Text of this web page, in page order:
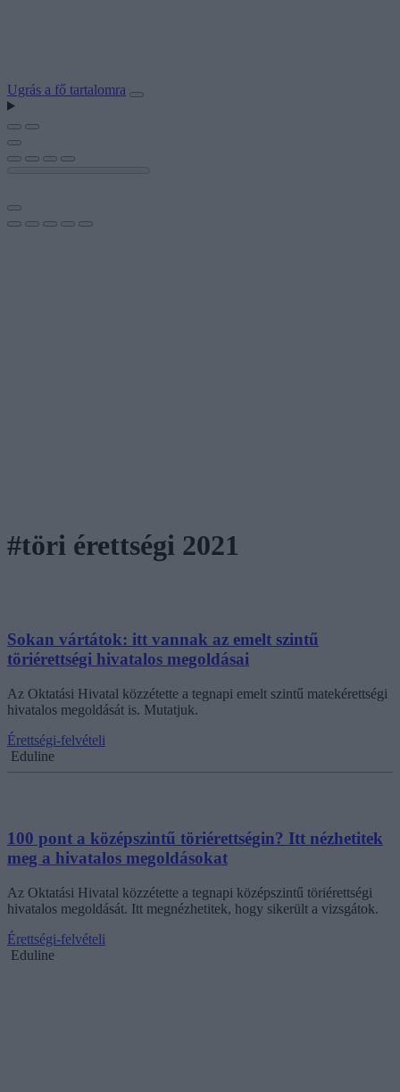
Ugrás a fő tartalomra
#töri érettségi 2021
Sokan vártátok: itt vannak az emelt szintű
töriérettségi hivatalos megoldásai
Az Oktatási Hivatal közzétette a tegnapi emelt szintű matekérettségi
hivatalos megoldását is. Mutatjuk.
Érettségi-felvételi
Eduline
100 pont a középszintű töriérettségin? Itt nézhetitek
meg a hivatalos megoldásokat
Az Oktatási Hivatal közzétette a tegnapi középszintű töriérettségi
hivatalos megoldását. Itt megnézhetitek, hogy sikerült a vizsgátok.
Érettségi-felvételi
Eduline